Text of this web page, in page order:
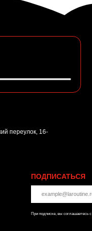
переулок, 16-
При подписке, вы соглашаетесь с
ПОДПИСАТЬСЯ